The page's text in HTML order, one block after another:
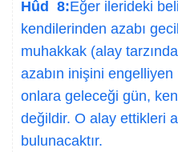
Hûd 8:Eğer ilerideki
kendilerinden azabı
muhakkak (alay
azabın inişini
onlara geleceği gün,
değildir. O alay ettikleri
bulunacaktır.